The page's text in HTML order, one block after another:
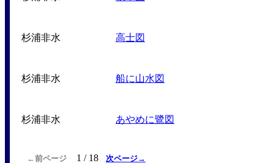
杉浦非水 高士図
杉浦非水 船に山水図
杉浦非水 あやめに鷺図
←前ページ 1 / 18 次ページ→